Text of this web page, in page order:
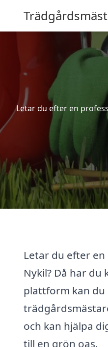
Letar du efter en
Letar du efter
Nykil? Då har
plattform kan
och kan hjälpa
till en grön oas.